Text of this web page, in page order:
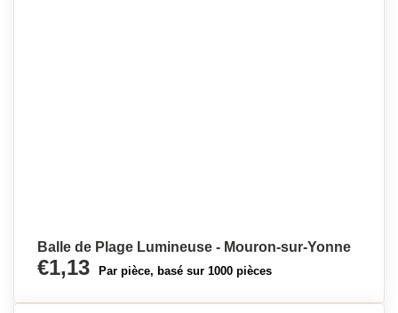
Balle de Plage Lumineuse - Mouron-sur-Yonne
€1,13 Par pièce, basé sur 1000 pièces